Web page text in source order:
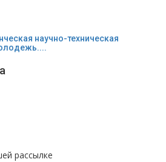
научно-техническая
рассылке